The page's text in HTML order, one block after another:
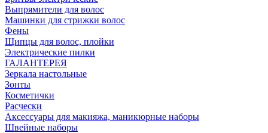
Выпрямители для волос
Машинки для стрижки волос
Фены
Щипцы для волос, плойки
Электрические пилки
ГАЛАНТЕРЕЯ
Зеркала настольные
Зонты
Косметички
Расчески
Аксессуары для макияжа, маникюрные наборы
Швейные наборы